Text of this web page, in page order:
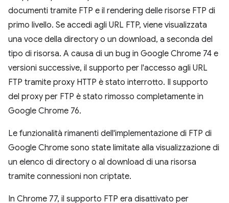
documenti tramite FTP e il rendering delle risorse FTP di
primo livello. Se accedi agli URL FTP, viene visualizzata
una voce della directory o un download, a seconda del
tipo di risorsa. A causa di un bug in Google Chrome 74 e
versioni successive, il supporto per l'accesso agli URL
FTP tramite proxy HTTP è stato interrotto. Il supporto
del proxy per FTP è stato rimosso completamente in
Google Chrome 76.
Le funzionalità rimanenti dell'implementazione di FTP di
Google Chrome sono state limitate alla visualizzazione di
un elenco di directory o al download di una risorsa
tramite connessioni non criptate.
In Chrome 77, il supporto FTP era disattivato per